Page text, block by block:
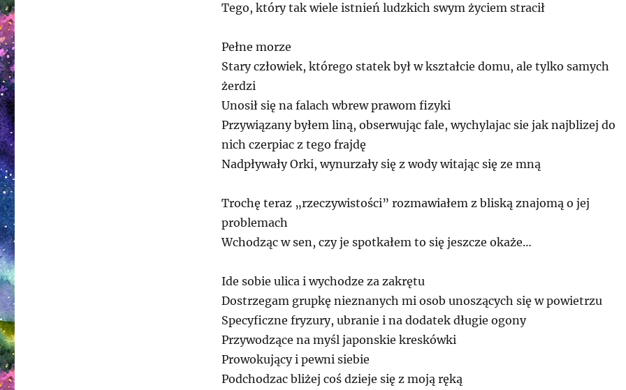
Tego, który tak wiele istnień ludzkich swym życiem stracił
Pełne morze
Stary człowiek, którego statek był w kształcie domu, ale tylko samych
żerdzi
Unosił się na falach wbrew prawom fizyki
Przywiązany byłem liną, obserwując fale, wychylajac sie jak najblizej do
nich czerpiac z tego frajdę
Nadpływały Orki, wynurzały się z wody witając się ze mną
Trochę teraz „rzeczywistości” rozmawiałem z bliską znajomą o jej
problemach
Wchodząc w sen, czy je spotkałem to się jeszcze okaże…
Ide sobie ulica i wychodze za zakrętu
Dostrzegam grupkę nieznanych mi osob unoszących się w powietrzu
Specyficzne fryzury, ubranie i na dodatek długie ogony
Przywodzące na myśl japonskie kreskówki
Prowokujący i pewni siebie
Podchodzac bliżej coś dzieje się z moją ręką